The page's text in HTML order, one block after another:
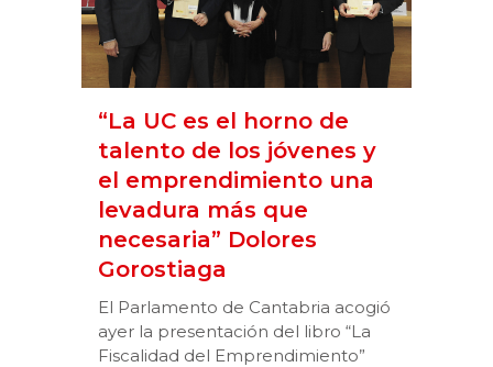
“La UC es el horno de
talento de los jóvenes y
el emprendimiento una
levadura más que
necesaria” Dolores
Gorostiaga
El Parlamento de Cantabria acogió
ayer la presentación del libro “La
Fiscalidad del Emprendimiento”